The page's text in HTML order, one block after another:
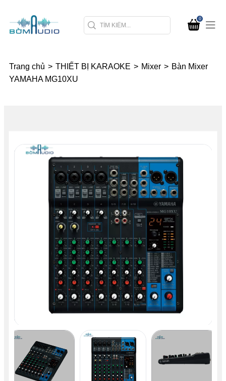
0
Trang chủ > THIẾT BỊ KARAOKE > Mixer > Bàn Mixer
YAMAHA MG10XU